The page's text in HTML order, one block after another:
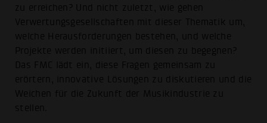
zu erreichen? Und nicht zuletzt, wie gehen
Verwertungsgesellschaften mit dieser Thematik um,
welche Herausforderungen bestehen, und welche
Projekte werden initiiert, um diesen zu begegnen?
Das FMC lädt ein, diese Fragen gemeinsam zu
erörtern, innovative Lösungen zu diskutieren und die
Weichen für die Zukunft der Musikindustrie zu
stellen.